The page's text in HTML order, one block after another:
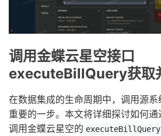
调用金蝶云星空接口
executeBillQuery获取
在数据集成的生命周期中，调用源
重要的一步。本文将详细探讨如何
调用金蝶云星空的 executeBillQuery